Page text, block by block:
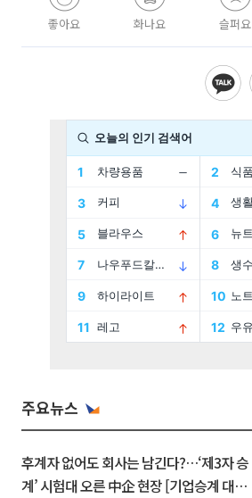
좋아요 화나요 슬퍼요
주요뉴스
후계자 없어도 회사는 남긴다?…‘제3자 승
계’ 시험대 오른 中企 현장 [기업승계 대전